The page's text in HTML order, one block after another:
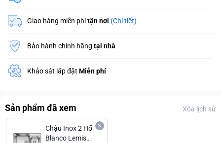
Giao hàng miễn phítận nơi (Chi tiết)
Bảo hành chính hãng tại nhà
Khảo sát lắp đặt Miễn phí
Sản phẩm đã xem Xóa lịch sử
Chậu Inox 2 Hố
Blanco Lemis